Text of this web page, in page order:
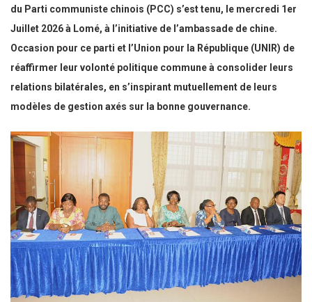
du Parti communiste chinois (PCC) s’est tenu, le mercredi 1er
Juillet 2026 à Lomé, à l’initiative de l’ambassade de chine.
Occasion pour ce parti et l’Union pour la République (UNIR) de
réaffirmer leur volonté politique commune à consolider leurs
relations bilatérales, en s’inspirant mutuellement de leurs
modèles de gestion axés sur la bonne gouvernance.